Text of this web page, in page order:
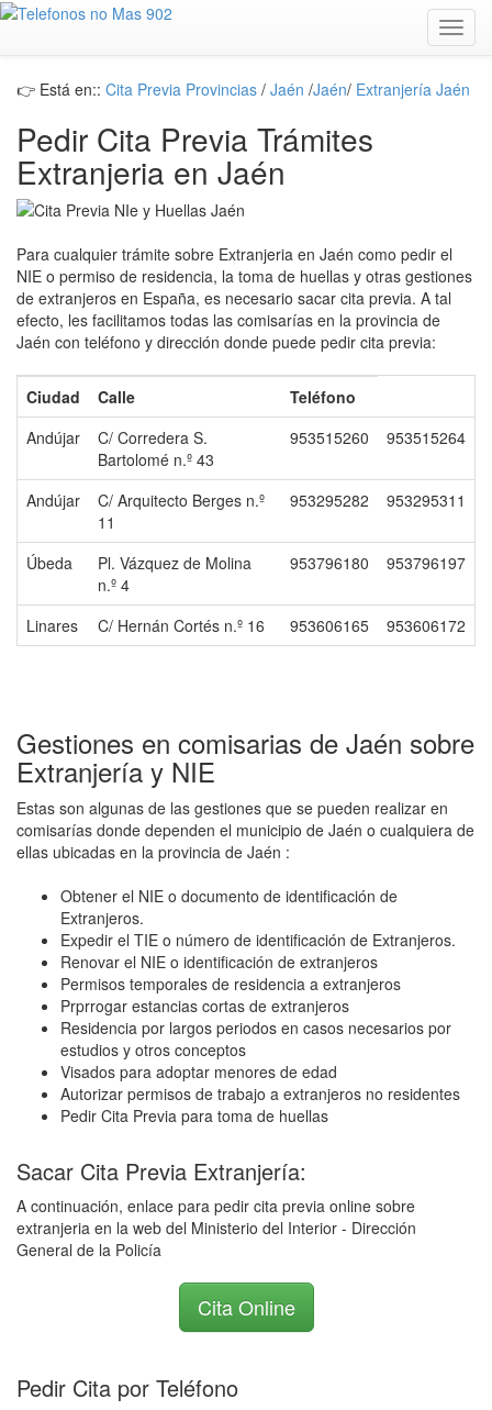
👉 Está en:: Cita Previa Provincias / Jaén /Jaén/ Extranjería Jaén
Pedir Cita Previa Trámites
Extranjeria en Jaén
Para cualquier trámite sobre Extranjeria en Jaén como pedir el
NIE o permiso de residencia, la toma de huellas y otras gestiones
de extranjeros en España, es necesario sacar cita previa. A tal
efecto, les facilitamos todas las comisarías en la provincia de
Jaén con teléfono y dirección donde puede pedir cita previa:
Ciudad Calle
Teléfono
Andújar
C/ Corredera S.
Bartolomé n.º 43
953515260 953515264
Andújar
C/ Arquitecto Berges n.º
11
953295282 953295311
Úbeda
Pl. Vázquez de Molina
n.º 4
953796180 953796197
Linares C/ Hernán Cortés n.º 16 953606165 953606172
Gestiones en comisarias de Jaén sobre
Extranjería y NIE
Estas son algunas de las gestiones que se pueden realizar en
comisarías donde dependen el municipio de Jaén o cualquiera de
ellas ubicadas en la provincia de Jaén :
Obtener el NIE o documento de identificación de
Extranjeros.
Expedir el TIE o número de identificación de Extranjeros.
Renovar el NIE o identificación de extranjeros
Permisos temporales de residencia a extranjeros
Prprrogar estancias cortas de extranjeros
Residencia por largos periodos en casos necesarios por
estudios y otros conceptos
Visados para adoptar menores de edad
Autorizar permisos de trabajo a extranjeros no residentes
Pedir Cita Previa para toma de huellas
Sacar Cita Previa Extranjería:
A continuación, enlace para pedir cita previa online sobre
extranjeria en la web del Ministerio del Interior - Dirección
General de la Policía
Cita Online
Pedir Cita por Teléfono